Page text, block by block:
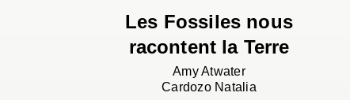
Les Fossiles nous
racontent la Terre
Amy Atwater
Cardozo Natalia